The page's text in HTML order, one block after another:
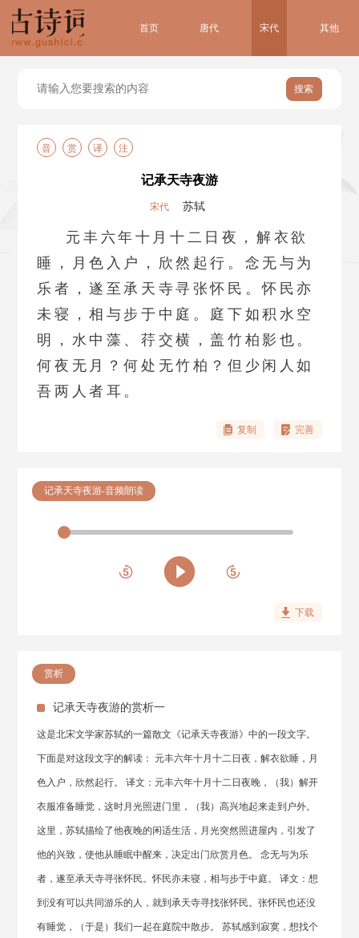
首页 唐代 宋代 其他
搜索
音 赏 译 注
记承天寺夜游
宋代 苏轼
元丰六年十月十二日夜，解衣欲
睡，月色入户，欣然起行。念无与为
乐者，遂至承天寺寻张怀民。怀民亦
未寝，相与步于中庭。庭下如积水空
明，水中藻、荇交横，盖竹柏影也。
何夜无月？何处无竹柏？但少闲人如
吾两人者耳。
复制 完善
记承天寺夜游-音频朗读
下载
赏析
记承天寺夜游的赏析一
这是北宋文学家苏轼的一篇散文《记承天寺夜游》中的一段文字。
下面是对这段文字的解读： 元丰六年十月十二日夜，解衣欲睡，月
色入户，欣然起行。 译文：元丰六年十月十二日夜晚，（我）解开
衣服准备睡觉，这时月光照进门里，（我）高兴地起来走到户外。
这里，苏轼描绘了他夜晚的闲适生活，月光突然照进屋内，引发了
他的兴致，使他从睡眠中醒来，决定出门欣赏月色。 念无与为乐
者，遂至承天寺寻张怀民。怀民亦未寝，相与步于中庭。 译文：想
到没有可以共同游乐的人，就到承天寺寻找张怀民。张怀民也还没
有睡觉，（于是）我们一起在庭院中散步。 苏轼感到寂寞，想找个